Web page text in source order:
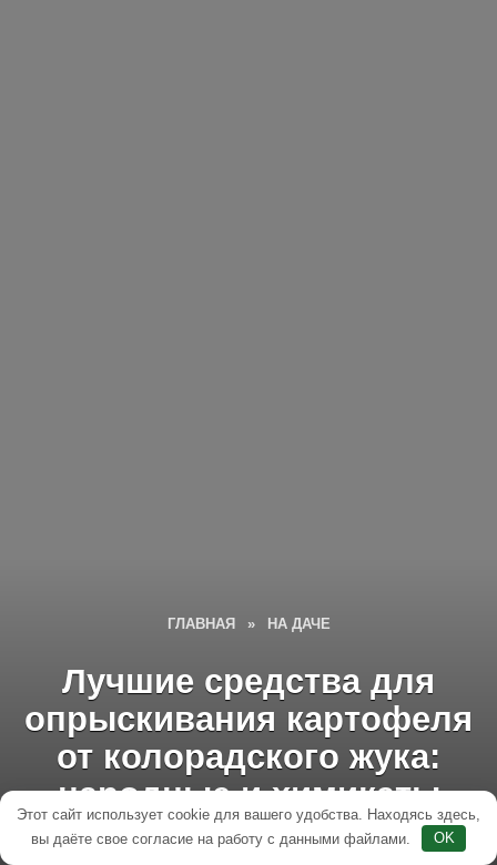
ГЛАВНАЯ » НА ДАЧЕ
Лучшие средства для
опрыскивания картофеля
от колорадского жука:
народные и химикаты
Этот сайт использует cookie для вашего удобства. Находясь здесь,
вы даёте свое согласие на работу с данными файлами.
OK